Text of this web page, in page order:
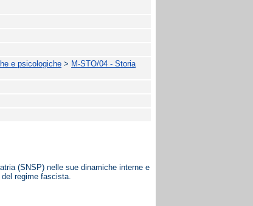
e psicologiche > M-STO/04 - Storia
(SNSP) nelle sue dinamiche interne e
regime fascista.